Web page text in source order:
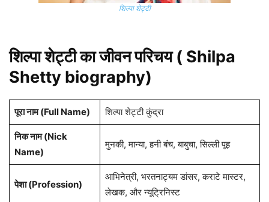
शिल्पा शेट्टी
शिल्पा शेट्टी का जीवन परिचय ( Shilpa
Shetty biography)
पूरा नाम (Full Name) शिल्पा शेट्टी कुंद्रा
निक नाम (Nick
Name)
मुनकी, मान्या, हनी बंच, बाबुचा, सिल्ली पूह
पेशा (Profession)
आभिनेत्री, भरतनाट्यम डांसर, कराटे मास्टर,
लेखक, और न्यूट्रिनिस्ट